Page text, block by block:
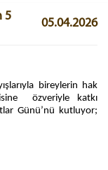
5
05.04.2026
bireylerin hak
özveriyle katkı
Günü’nü kutluyor;